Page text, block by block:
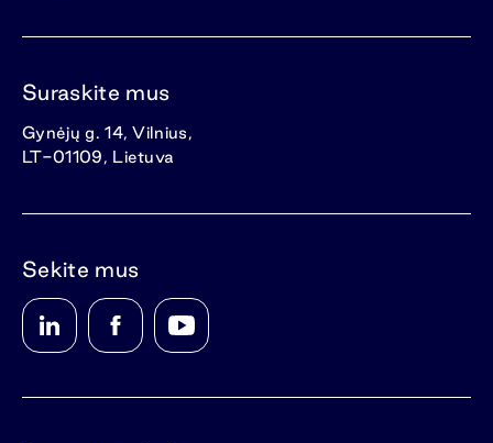
Suraskite mus
Gynėjų g. 14, Vilnius,
LT-01109, Lietuva
Sekite mus